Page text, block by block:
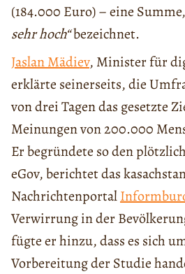
(184.000 Euro) – eine
sehr hoch“bezeichnet.
Jaslan Mädiev, Minister für
erklärte seinerseits, die
von drei Tagen das gesetzte
Meinungen von 200.000
Er begründete so den
eGov, berichtet das
Nachrichtenportal
Verwirrung in der
fügte er hinzu, dass es sich
Vorbereitung der Studie